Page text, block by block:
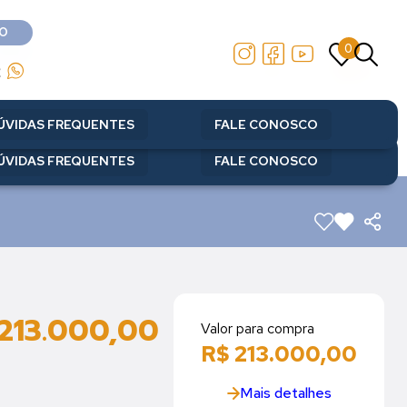
0
FREQUENTES FALE CONOSCO
0
FREQUENTES FALE CONOSCO
Valor para compra
R$ 213.000,00
Mais detalhes